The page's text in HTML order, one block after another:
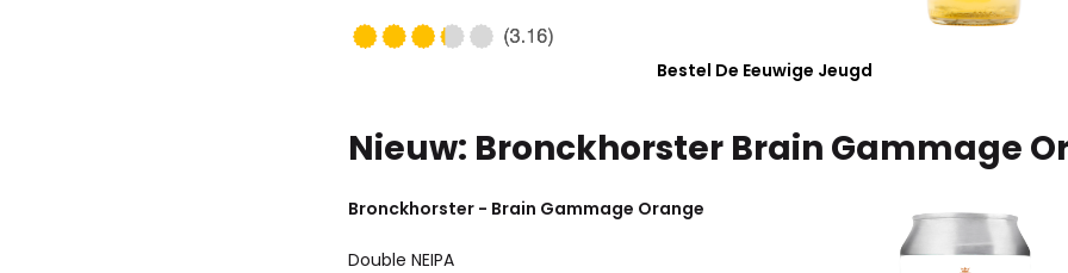
Bestel De Eeuwige Jeugd
Nieuw: Bronckhorster Brain Gammage
Bronckhorster - Brain Gammage Orange
Double NEIPA